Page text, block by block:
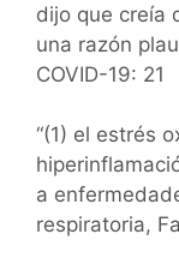
dijo que creía
una razón
COVID-19: 21
“(1) el estrés
a
respiratoria,